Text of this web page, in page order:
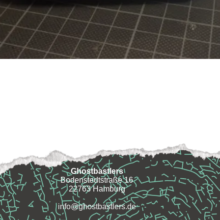
Ghostbastlers
Bodenstedtstraße 16
22763 Hamburg
info@ghostbastlers.de